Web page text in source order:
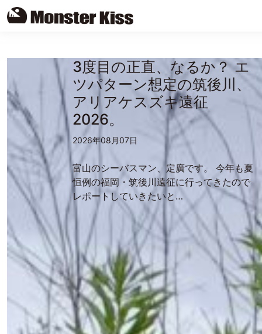
3度目の正直、なるか？ エ
ツパターン想定の筑後川、
アリアケスズキ遠征
2026。
2026年08月07日
富山のシーバスマン、定廣です。 今年も夏
恒例の福岡・筑後川遠征に行ってきたので
レポートしていきたいと…